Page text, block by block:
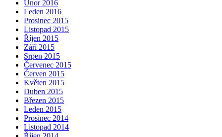
Únor 2016
Leden 2016
Prosinec 2015
Listopad 2015
Říjen 2015
Září 2015
Srpen 2015
Červenec 2015
Červen 2015
Květen 2015
Duben 2015
Březen 2015
Leden 2015
Prosinec 2014
Listopad 2014